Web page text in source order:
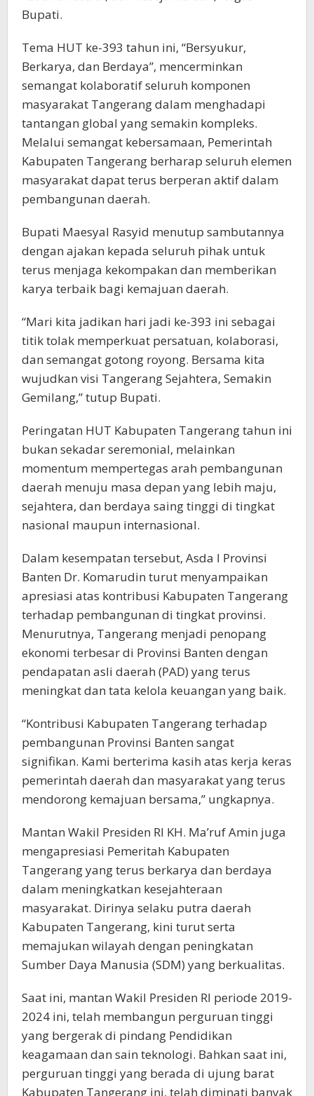
Bupati.
Tema HUT ke-393 tahun ini, “Bersyukur,
Berkarya, dan Berdaya”, mencerminkan
semangat kolaboratif seluruh komponen
masyarakat Tangerang dalam menghadapi
tantangan global yang semakin kompleks.
Melalui semangat kebersamaan, Pemerintah
Kabupaten Tangerang berharap seluruh elemen
masyarakat dapat terus berperan aktif dalam
pembangunan daerah.
Bupati Maesyal Rasyid menutup sambutannya
dengan ajakan kepada seluruh pihak untuk
terus menjaga kekompakan dan memberikan
karya terbaik bagi kemajuan daerah.
“Mari kita jadikan hari jadi ke-393 ini sebagai
titik tolak memperkuat persatuan, kolaborasi,
dan semangat gotong royong. Bersama kita
wujudkan visi Tangerang Sejahtera, Semakin
Gemilang,” tutup Bupati.
Peringatan HUT Kabupaten Tangerang tahun ini
bukan sekadar seremonial, melainkan
momentum mempertegas arah pembangunan
daerah menuju masa depan yang lebih maju,
sejahtera, dan berdaya saing tinggi di tingkat
nasional maupun internasional.
Dalam kesempatan tersebut, Asda I Provinsi
Banten Dr. Komarudin turut menyampaikan
apresiasi atas kontribusi Kabupaten Tangerang
terhadap pembangunan di tingkat provinsi.
Menurutnya, Tangerang menjadi penopang
ekonomi terbesar di Provinsi Banten dengan
pendapatan asli daerah (PAD) yang terus
meningkat dan tata kelola keuangan yang baik.
“Kontribusi Kabupaten Tangerang terhadap
pembangunan Provinsi Banten sangat
signifikan. Kami berterima kasih atas kerja keras
pemerintah daerah dan masyarakat yang terus
mendorong kemajuan bersama,” ungkapnya.
Mantan Wakil Presiden RI KH. Ma’ruf Amin juga
mengapresiasi Pemeritah Kabupaten
Tangerang yang terus berkarya dan berdaya
dalam meningkatkan kesejahteraan
masyarakat. Dirinya selaku putra daerah
Kabupaten Tangerang, kini turut serta
memajukan wilayah dengan peningkatan
Sumber Daya Manusia (SDM) yang berkualitas.
Saat ini, mantan Wakil Presiden RI periode 2019-
2024 ini, telah membangun perguruan tinggi
yang bergerak di pindang Pendidikan
keagamaan dan sain teknologi. Bahkan saat ini,
perguruan tinggi yang berada di ujung barat
Kabupaten Tangerang ini, telah diminati banyak